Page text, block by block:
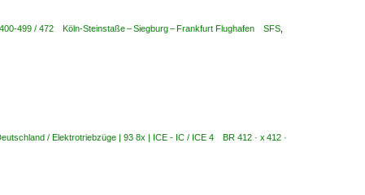
499 / 472 Köln-Steinstaße – Siegburg – Frankfurt Flughafen SFS
/ Elektrotriebzüge | 93 8x | ICE - IC / ICE 4 BR 412 · x 412 ·